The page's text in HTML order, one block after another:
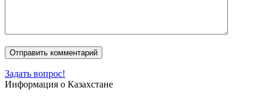
Задать вопрос!
Информация о Казахстане